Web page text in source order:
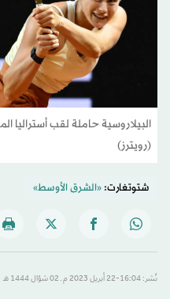
البيلاروسية حاملة لقب
(رويترز)
شتوتغارت:«الشرق الأوسط»
نُشر: 16:04-22 أبريل 2023 م ـ 02 شوّال 1444 هـ